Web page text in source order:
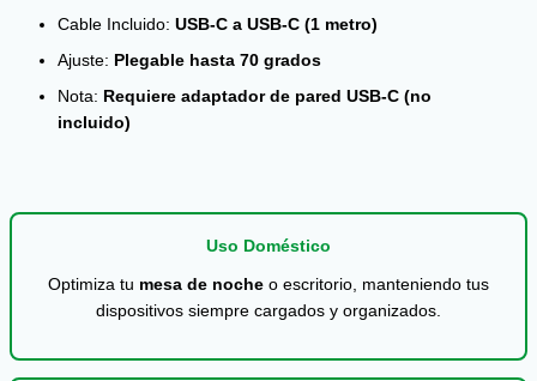
Cable Incluido: USB-C a USB-C (1 metro)
Ajuste: Plegable hasta 70 grados
Nota: Requiere adaptador de pared USB-C (no
incluido)
Uso Doméstico
Optimiza tu mesa de noche o escritorio, manteniendo tus
dispositivos siempre cargados y organizados.